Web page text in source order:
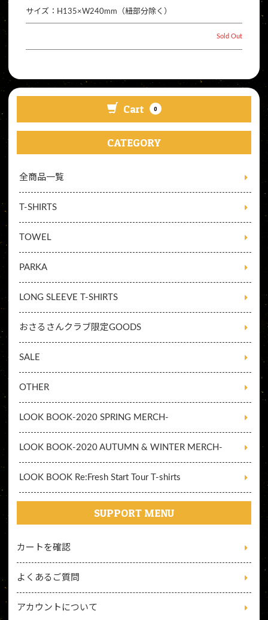
サイズ：H135×W240mm（紐部分除く）
Sold Out
Cart 0
CATEGORY
全商品一覧
T-SHIRTS
TOWEL
PARKA
LONG SLEEVE T-SHIRTS
おさるさんクラブ限定GOODS
SALE
OTHER
LOOK BOOK-2020 SPRING MERCH-
LOOK BOOK-2020 AUTUMN & WINTER MERCH-
LOOK BOOK Re:Fresh Start Tour T-shirts
SUPPORT MENU
カートを確認
よくあるご質問
アカウントについて